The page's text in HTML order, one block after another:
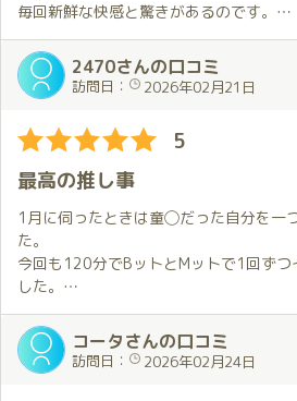
毎回新鮮な快感と驚きがあるのです。
凄技テクニックに沼ってしまって抜け出
持参したコスチュームを快く身に付けて
こちらのたわいの無い話にも楽しそうに
まさに夢心地なあっという間の120分。
帰り際にはバレンタインデーも近いとあ
トしてもらいました！
この歳になってこんな道楽とで逢えるな
人生の第4コーナーに彩りを添えてくれ
帰りの車の中で頭の中に大滝詠一の「
しているのでした！
2470さんの口コミ
訪問日： 2026年02月21日
5
最高の推し事
1月に伺ったときは童◯だった自分を一
た。
今回も120分でBットとMットで1回ず
した。
最後にお土産までいただきました。
前回に引き続き最高の時間をありがとう
コータさんの口コミ
訪問日： 2026年02月24日